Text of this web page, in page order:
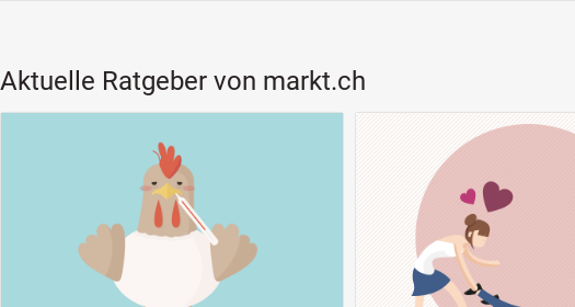
Aktuelle Ratgeber von markt.ch